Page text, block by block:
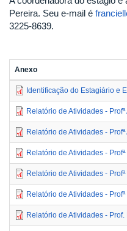
Pereira. Seu e-mail é
3225-8639.
Anexo
Identificação do Estagiário e
Relatório de Atividades -
Relatório de Atividades - Profª
Relatório de Atividades -
Relatório de Atividades -
Relatório de Atividades -
Relatório de Atividades - Prof.